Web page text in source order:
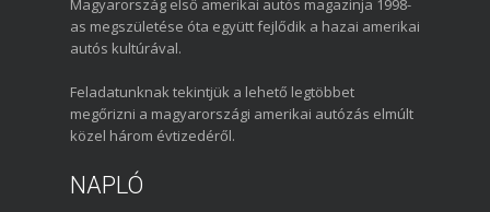
Magyarország első amerikai autós magazinja 1998-
as megszületése óta együtt fejlődik a hazai amerikai
autós kultúrával.
Feladatunknak tekintjük a lehető legtöbbet
megőrizni a magyarországi amerikai autózás elmúlt
közel három évtizedéről.
NAPLÓ